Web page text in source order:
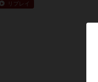
リプレイ